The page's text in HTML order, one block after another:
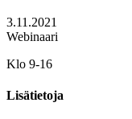
3.11.2021
Webinaari
Klo 9-16
Lisätietoja